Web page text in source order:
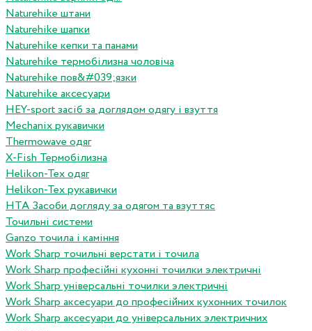
Naturehike штани
Naturehike шапки
Naturehike кепки та панами
Naturehike термобілизна чоловіча
Naturehike пов&#039;язки
Naturehike аксесуари
HEY-sport засіб за доглядом одягу і взуття
Mechanix рукавички
Thermowave одяг
X-Fish Термобілизна
Helikon-Tex одяг
Helikon-Tex рукавички
HTA Засоби догляду за одягом та взуттяс
Точильні системи
Ganzo точила і каміння
Work Sharp точильні верстати і точила
Work Sharp професiйнi кухоннi точилки электричнi
Work Sharp унiверсальнi точилки электричнi
Work Sharp аксесуари до професiйних кухонних точилок
Work Sharp аксесуари до унiверсальних электричних